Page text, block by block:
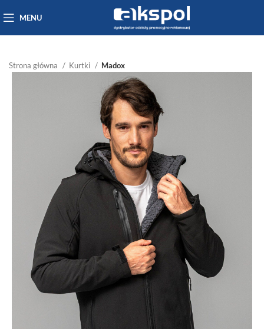
MENU
Strona główna Kurtki Madox